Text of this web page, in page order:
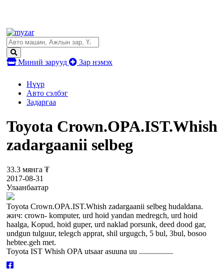
Миний зарууд Зар нэмэх
Нүүр
Авто сэлбэг
Задаргаа
Toyota Crown.OPA.IST.Whish
zadargaanii selbeg
33.3 мянга ₮
2017-08-31
Улаанбаатар
Toyota Crown.OPA.IST.Whish zadargaanii selbeg hudaldana.
жич: crown- komputer, urd hoid yandan medregch, urd hoid
haalga, Kopud, hoid guper, urd naklad porsunk, deed dood gar,
undgun tulguur, telegch apprat, shil urgugch, 5 bul, 3bul, bosoo
hebtee.geh met.
Toyota IST Whish OPA utsaar asuuna uu .................